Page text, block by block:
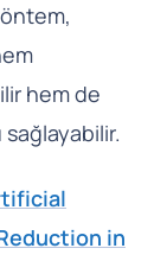
hem de
in